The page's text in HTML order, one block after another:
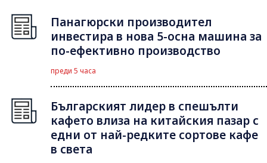
Панагюрски производител
инвестира в нова 5-осна машина за
по-ефективно производство
преди 5 часа
Българският лидер в спешълти
кафето влиза на китайския пазар с
едни от най-редките сортове кафе
в света